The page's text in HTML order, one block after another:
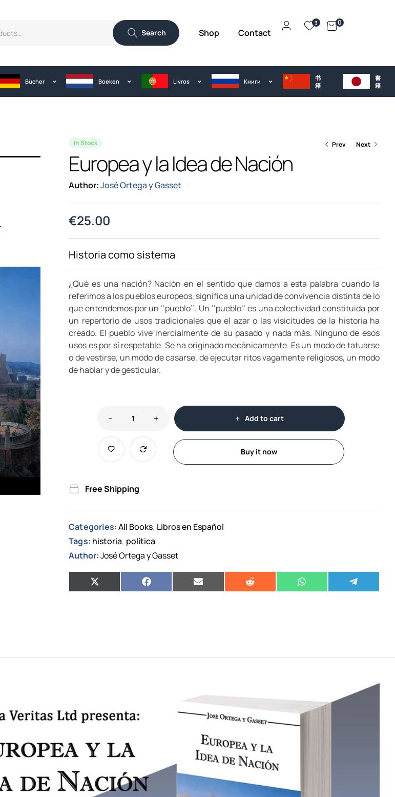
Search Shop Contact
3 0
Bücher Boeken Livros Kниги
书
籍
書
籍
Prev Next
In Stock
Europea y la Idea de Nación
Author:José Ortega y Gasset
€25.00
Historia como sistema
¿Qué es una nación? Nación en el sentido que damos a esta palabra cuando la
referimos a los pueblos europeos, significa una unidad de convivencia distinta de lo
que entendemos por un ‘‘pueblo’’. Un ‘‘pueblo’’ es una colectividad constituida por
un repertorio de usos tradicionales que el azar o las visicitudes de la historia ha
creado. El pueblo vive inercialmente de su pasado y nada más. Ninguno de esos
usos es por sí respetable. Se ha originado mecánicamente. Es un modo de tatuarse
o de vestirse, un modo de casarse, de ejecutar ritos vagamente religiosos, un modo
de hablar y de gesticular.
Add to cart
Buy it now
Free Shipping
Categories: All Books, Libros en Español
Tags: historia, política
Author:José Ortega y Gasset